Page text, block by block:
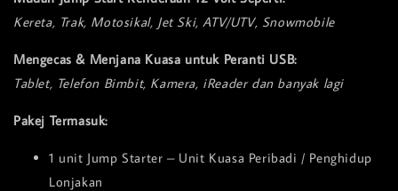
Kereta, Trak, Motosikal, Jet Ski, ATV/UTV, Snowmobile
Mengecas & Menjana Kuasa untuk Peranti USB:
Tablet, Telefon Bimbit, Kamera, iReader dan banyak lagi
Pakej Termasuk:
1 unit Jump Starter – Unit Kuasa Peribadi / Penghidup
Lonjakan